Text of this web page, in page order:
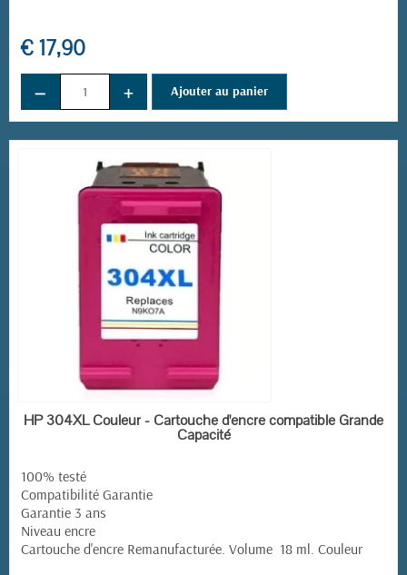
€ 17,90
− + Ajouter au panier
EN STOCK
HP 304XL Couleur - Cartouche d'encre compatible Grande
Capacité
100% testé
Compatibilité Garantie
Garantie 3 ans
Niveau encre
Cartouche d'encre Remanufacturée. Volume 18 ml. Couleur